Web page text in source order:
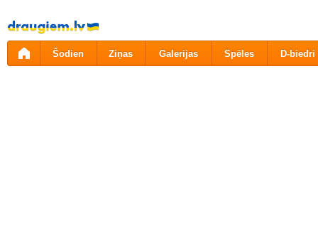
Pāriet
uz
saturu
Šodien Ziņas Galerijas Spēles D-biedri